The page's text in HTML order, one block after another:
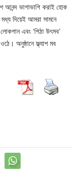
আনন্দ ভাগাভাগি করাই হোক
দিয়েই আমরা সামনে
এবং ‘পিঠা উৎসব’
অনুষ্ঠানে ফ্ল্যাশ মব